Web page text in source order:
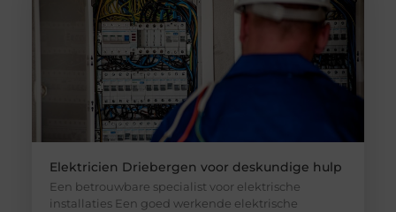
Elektricien Driebergen voor deskundige hulp
Een betrouwbare specialist voor elektrische
installaties Een goed werkende elektrische